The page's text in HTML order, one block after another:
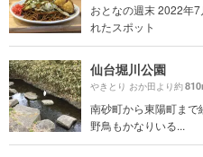
おとなの週末 2022年
れたスポット
仙台堀川公園
やきとり おか田より約
南砂町から東陽町ま
野鳥もかなりいる...